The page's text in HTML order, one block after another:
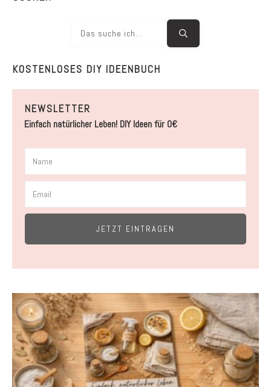
KOSTENLOSES DIY IDEENBUCH
NEWSLETTER
Einfach natürlicher Leben! DIY Ideen für 0€
JETZT EINTRAGEN